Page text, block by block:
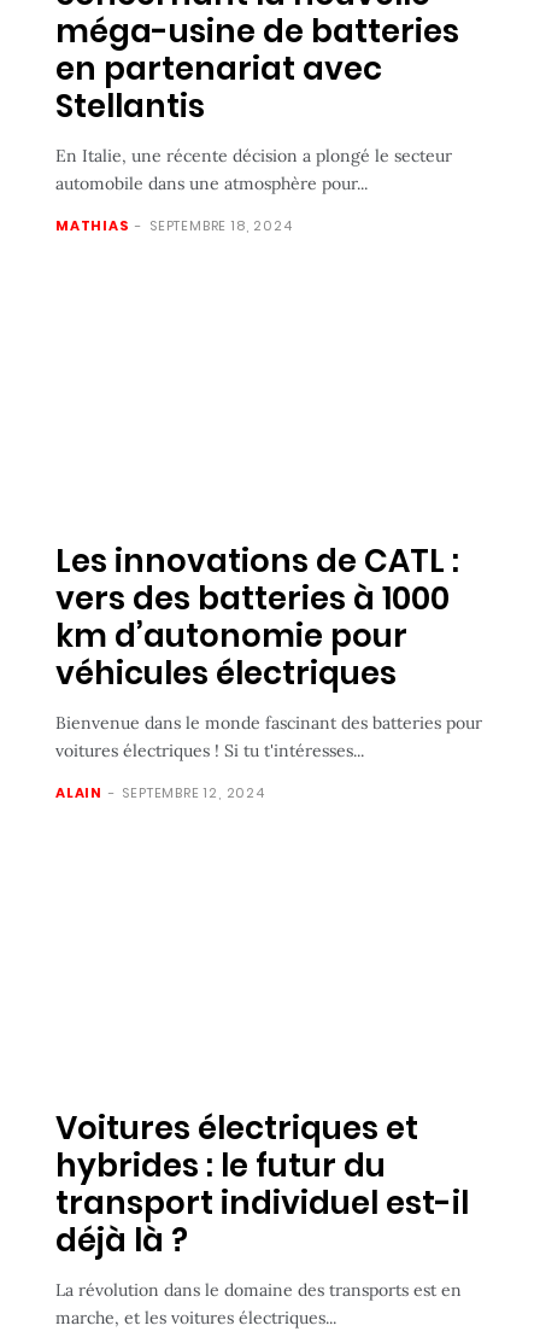
méga-usine de batteries
en partenariat avec
Stellantis
En Italie, une récente décision a plongé le secteur
automobile dans une atmosphère pour...
MATHIAS - SEPTEMBRE 18, 2024
Les innovations de CATL :
vers des batteries à 1000
km d’autonomie pour
véhicules électriques
Bienvenue dans le monde fascinant des batteries pour
voitures électriques ! Si tu t'intéresses...
ALAIN - SEPTEMBRE 12, 2024
Voitures électriques et
hybrides : le futur du
transport individuel est-il
déjà là ?
La révolution dans le domaine des transports est en
marche, et les voitures électriques...